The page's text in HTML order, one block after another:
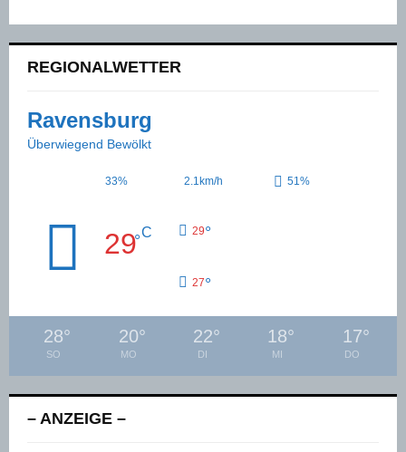
REGIONALWETTER
Ravensburg
Überwiegend Bewölkt
33% 2.1km/h 51%
29°C 29°
27°
28°
SO
20°
MO
22°
DI
18°
MI
17°
DO
– ANZEIGE –